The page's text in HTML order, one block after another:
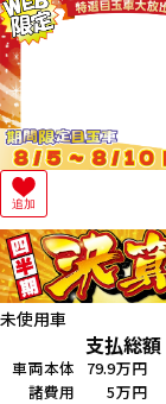
追加
未使用車
支払総額
車両本体
79.9万円
諸費用
5万円